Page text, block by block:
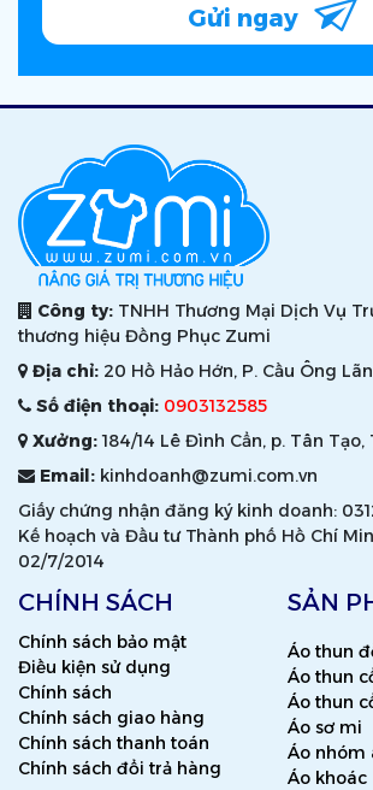
Gửi ngay
Công ty: TNHH Thương Mại Dịch Vụ
thương hiệu Đồng Phục Zumi
Địa chỉ: 20 Hồ Hảo Hớn, P. Cầu Ông
Số điện thoại: 0903132585
Xưởng:184/14 Lê Đình Cẩn, p. Tân Tạo,
Email: kinhdoanh@zumi.com.vn
Giấy chứng nhận đăng ký kinh doanh:
Kế hoạch và Đầu tư Thành phố Hồ Chí
02/7/2014
CHÍNH SÁCH
Chính sách bảo mật
Điều kiện sử dụng
Chính sách
Chính sách giao hàng
Chính sách thanh toán
Chính sách đổi trả hàng
SẢN
Áo thun
Áo thun
Áo thun
Áo sơ mi
Áo nhóm
Áo khoác